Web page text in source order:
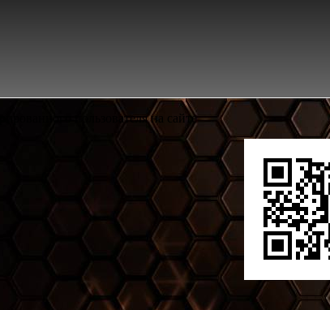
пользователя на сайте